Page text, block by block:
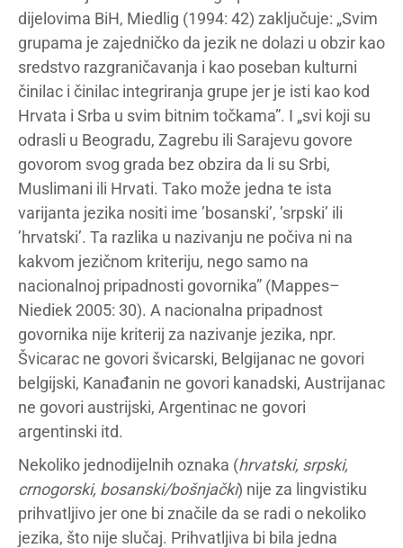
dijelovima BiH, Miedlig (1994: 42) zaključuje: „Svim
grupama je zajedničko da jezik ne dolazi u obzir kao
sredstvo razgraničavanja i kao poseban kulturni
činilac i činilac integriranja grupe jer je isti kao kod
Hrvata i Srba u svim bitnim točkama”. I „svi koji su
odrasli u Beogradu, Zagrebu ili Sarajevu govore
govorom svog grada bez obzira da li su Srbi,
Muslimani ili Hrvati. Tako može jedna te ista
varijanta jezika nositi ime ’bosanski’, ’srpski’ ili
’hrvatski’. Ta razlika u nazivanju ne počiva ni na
kakvom jezičnom kriteriju, nego samo na
nacionalnoj pripadnosti govornika” (Mappes–
Niediek 2005: 30). A nacionalna pripadnost
govornika nije kriterij za nazivanje jezika, npr.
Švicarac ne govori švicarski, Belgijanac ne govori
belgijski, Kanađanin ne govori kanadski, Austrijanac
ne govori austrijski, Argentinac ne govori
argentinski itd.
Nekoliko jednodijelnih oznaka (hrvatski, srpski,
crnogorski, bosanski/bošnjački) nije za lingvistiku
prihvatljivo jer one bi značile da se radi o nekoliko
jezika, što nije slučaj. Prihvatljiva bi bila jedna